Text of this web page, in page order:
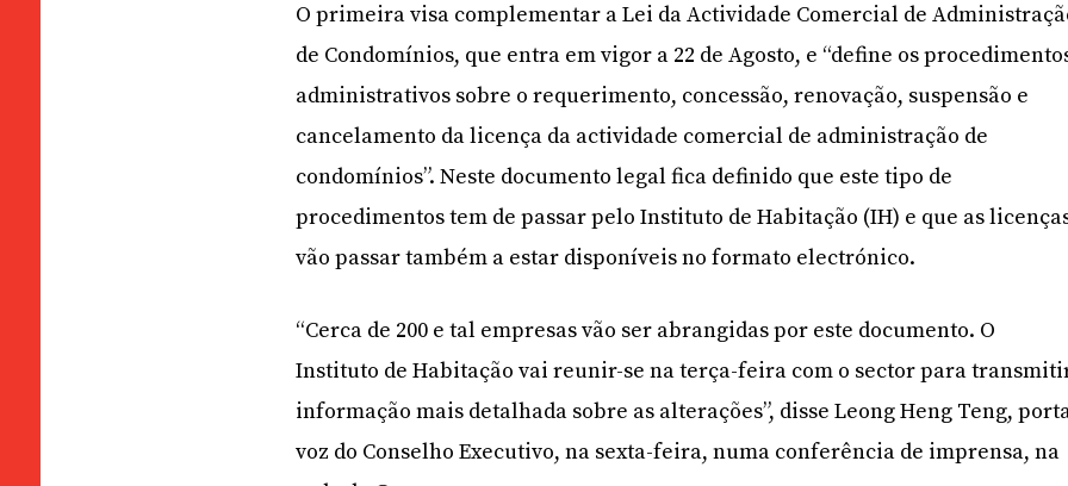
O primeira visa complementar a Lei da Actividade Comercial de
de Condomínios, que entra em vigor a 22 de Agosto, e “define os
administrativos sobre o requerimento, concessão, renovação, suspensão e
cancelamento da licença da actividade comercial de administração de
condomínios”. Neste documento legal fica definido que este tipo de
procedimentos tem de passar pelo Instituto de Habitação (IH) e que as
vão passar também a estar disponíveis no formato electrónico.
“Cerca de 200 e tal empresas vão ser abrangidas por este documento. O
Instituto de Habitação vai reunir-se na terça-feira com o sector para
informação mais detalhada sobre as alterações”, disse Leong Heng Teng,
voz do Conselho Executivo, na sexta-feira, numa conferência de imprensa, na